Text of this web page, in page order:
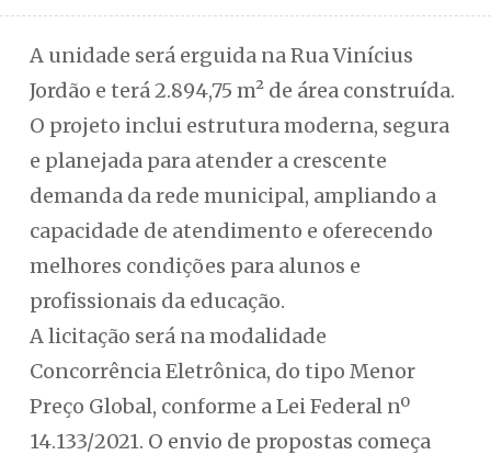
A unidade será erguida na Rua Vinícius
Jordão e terá 2.894,75 m² de área construída.
O projeto inclui estrutura moderna, segura
e planejada para atender a crescente
demanda da rede municipal, ampliando a
capacidade de atendimento e oferecendo
melhores condições para alunos e
profissionais da educação.
A licitação será na modalidade
Concorrência Eletrônica, do tipo Menor
Preço Global, conforme a Lei Federal nº
14.133/2021. O envio de propostas começa